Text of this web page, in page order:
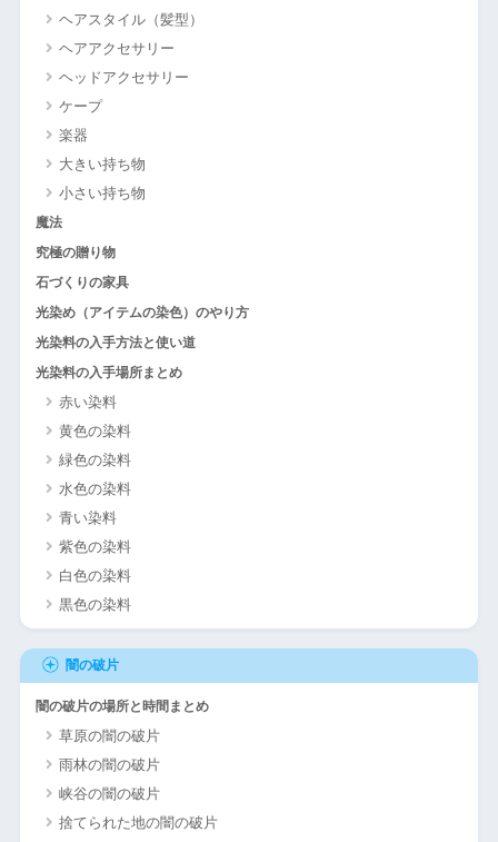
ヘアスタイル（髪型）
ヘアアクセサリー
ヘッドアクセサリー
ケープ
楽器
大きい持ち物
小さい持ち物
魔法
究極の贈り物
石づくりの家具
光染め（アイテムの染色）のやり方
光染料の入手方法と使い道
光染料の入手場所まとめ
赤い染料
黄色の染料
緑色の染料
水色の染料
青い染料
紫色の染料
白色の染料
黒色の染料
闇の破片
闇の破片の場所と時間まとめ
草原の闇の破片
雨林の闇の破片
峡谷の闇の破片
捨てられた地の闇の破片